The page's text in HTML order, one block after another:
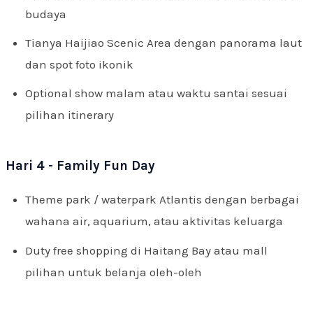
budaya
Tianya Haijiao Scenic Area dengan panorama laut
dan spot foto ikonik
Optional show malam atau waktu santai sesuai
pilihan itinerary
Hari 4 - Family Fun Day
Theme park / waterpark Atlantis dengan berbagai
wahana air, aquarium, atau aktivitas keluarga
Duty free shopping di Haitang Bay atau mall
pilihan untuk belanja oleh-oleh